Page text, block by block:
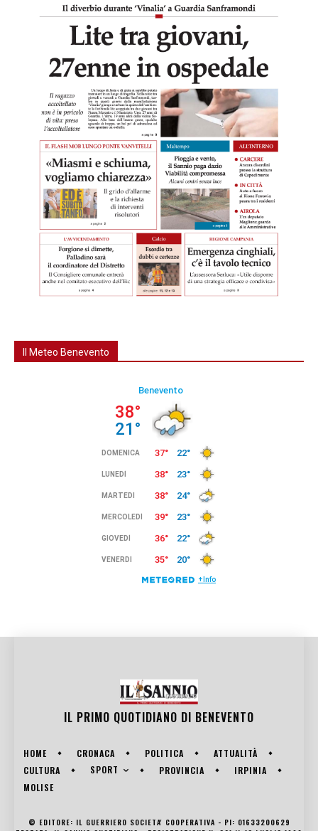
Il Meteo Benevento
IL PRIMO QUOTIDIANO DI BENEVENTO
HOME CRONACA POLITICA
ATTUALITÀ
CULTURA
SPORT PROVINCIA
IRPINIA
MOLISE
© EDITORE: IL GUERRIERO SOCIETA' COOPERATIVA - PI: 01633200629